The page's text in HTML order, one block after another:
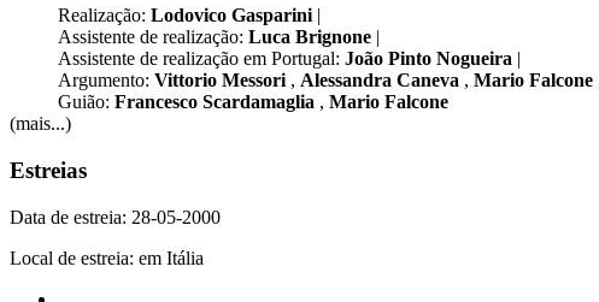
Realização: Lodovico Gasparini |
Assistente de realização: Luca Brignone |
Assistente de realização em Portugal: João Pinto Nogueira |
Argumento: Vittorio Messori , Alessandra Caneva , Mario Falcone
Guião: Francesco Scardamaglia , Mario Falcone
(mais...)
Estreias
Data de estreia: 28-05-2000
Local de estreia: em Itália